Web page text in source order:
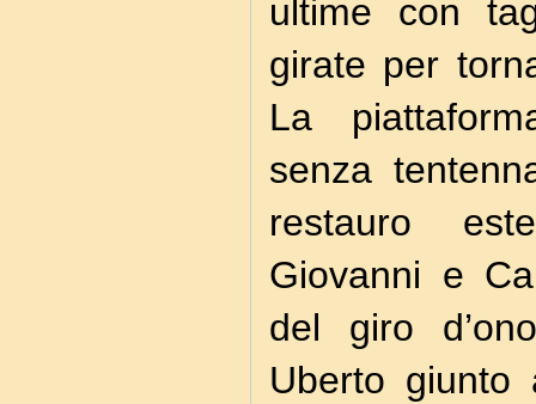
ultime con
girate per
La
senza
restauro
Giovanni e
del giro
Uberto